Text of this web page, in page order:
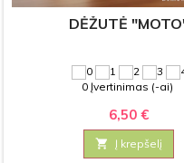
DĖŽUTĖ
0 Įvertinimas (-ai)
6,50 €
 Į krepšelį